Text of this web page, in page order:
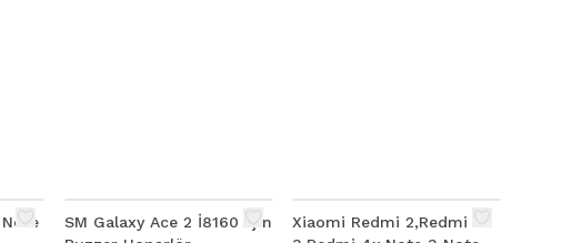
SM Galaxy Ace 2 İ8160 İçin
Xiaomi Redmi 2,Redmi